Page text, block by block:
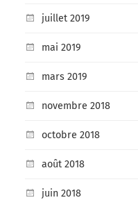
juillet 2019
mai 2019
mars 2019
novembre 2018
octobre 2018
août 2018
juin 2018